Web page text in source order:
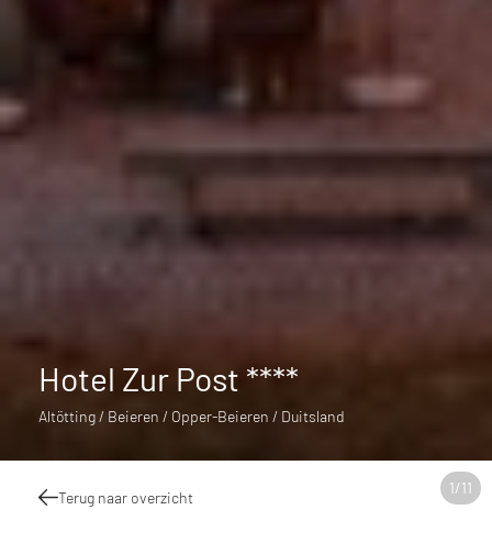
1/11
Hotel Zur Post ****
Altötting / Beieren / Opper-Beieren / Duitsland
Terug naar overzicht